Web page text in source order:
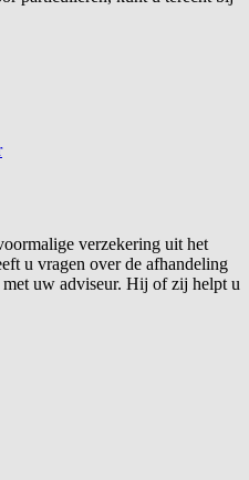
verzekering uit het
u vragen over de afhandeling
met uw adviseur. Hij of zij helpt u